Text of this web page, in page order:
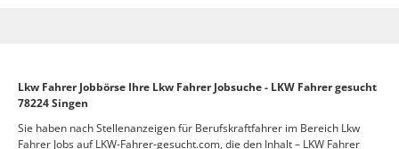
Lkw Fahrer Jobbörse Ihre Lkw Fahrer Jobsuche - LKW Fahrer gesucht
78224 Singen
Sie haben nach Stellenanzeigen für Berufskraftfahrer im Bereich Lkw
Fahrer Jobs auf LKW-Fahrer-gesucht.com, die den Inhalt – LKW Fahrer